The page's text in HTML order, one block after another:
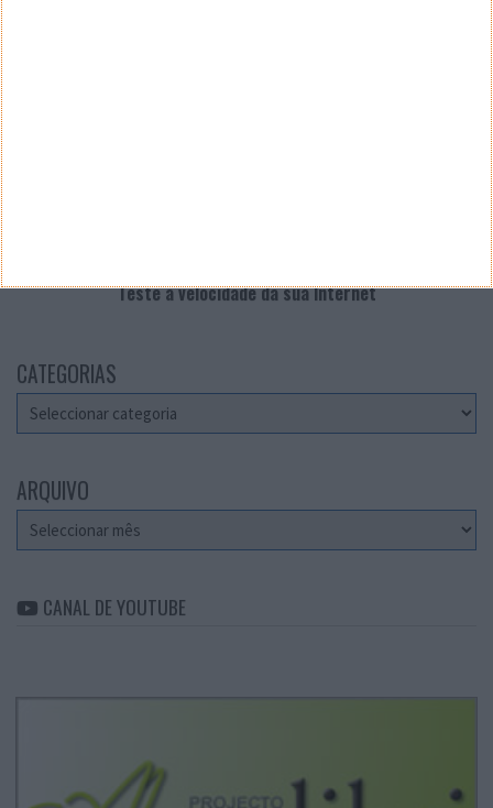
Teste a velocidade da sua Internet
CATEGORIAS
Categorias
ARQUIVO
Arquivo
CANAL DE YOUTUBE